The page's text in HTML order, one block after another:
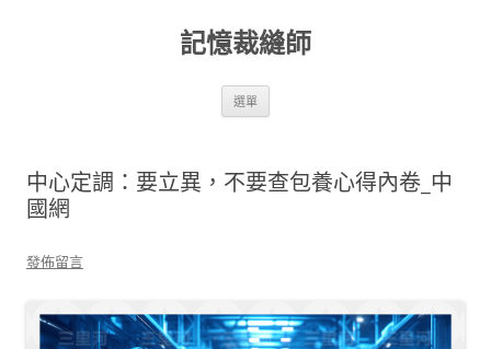
記憶裁縫師
選單
中心定調：要立異，不要查包養心得內卷_中
國網
發佈留言